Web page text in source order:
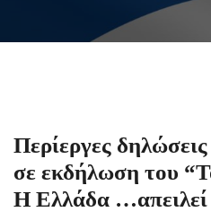
Περίεργες
σε εκδήλωση του
Η Ελλάδα …απειλεί